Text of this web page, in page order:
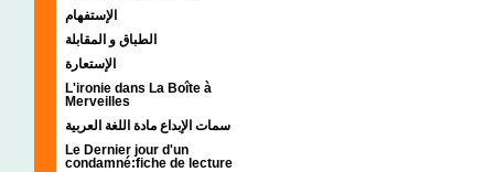
الإستفهام
الطباق و المقابلة
الإستعارة
L'ironie dans La Boîte à
Merveilles
سمات الإبداع مادة اللغة العربية
Le Dernier jour d'un
condamné:fiche de lecture